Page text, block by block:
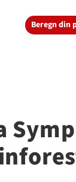
Beregn din